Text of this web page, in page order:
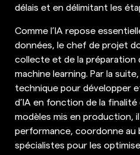
délais et en délimitant les
Comme l’IA repose
données, le chef de projet
collecte et de la préparation
machine learning. Par la
technique pour développer
d’IA en fonction de la
modèles mis en production,
performance, coordonne au
spécialistes pour les